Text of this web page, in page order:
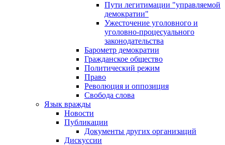
Пути легитимации "управляемой
демократии"
Ужесточение уголовного и
уголовно-процесуального
законодательства
Барометр демократии
Гражданское общество
Политический режим
Право
Революция и оппозиция
Свобода слова
Язык вражды
Новости
Публикации
Документы других организаций
Дискуссии